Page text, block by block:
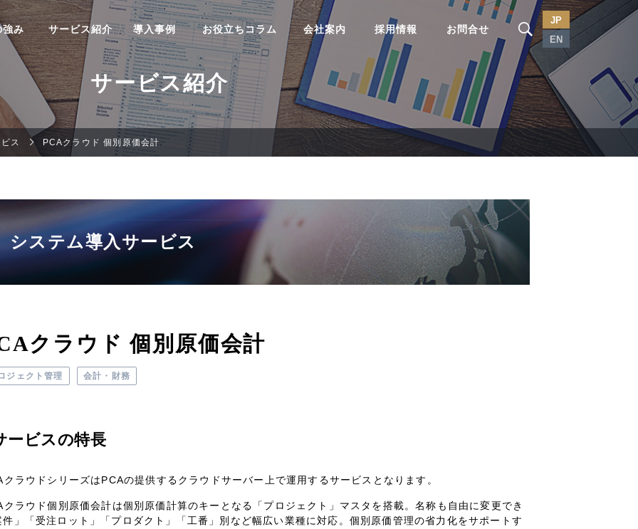
強み サービス紹介 導入事例 お役立ちコラム 会社案内 採用情報 お問合せ
JP
EN
サービス紹介
ス PCAクラウド 個別原価会計
システム導入サービス
クラウド 個別原価会計
ジェクト管理 会計・財務
ービスの特長
クラウドシリーズはPCAの提供するクラウドサーバー上で運用するサービスとなります。
クラウド個別原価会計は個別原価計算のキーとなる「プロジェクト」マスタを搭載。名称も自由に変更でき
件」「受注ロット」「プロダクト」「工番」別など幅広い業種に対応。個別原価管理の省力化をサポートす